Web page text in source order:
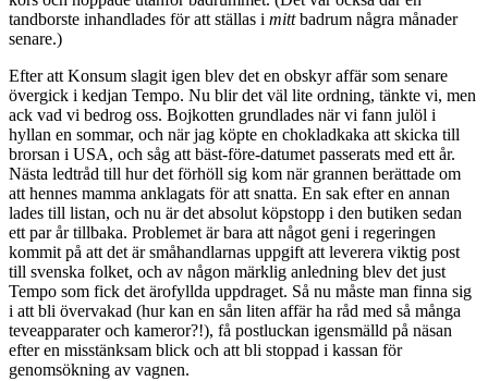
tandborste inhandlades för att ställas i mittbadrum några månader
senare.)
Efter att Konsum slagit igen blev det en obskyr affär som senare
övergick i kedjan Tempo. Nu blir det väl lite ordning, tänkte vi, men
ack vad vi bedrog oss. Bojkotten grundlades när vi fann julöl i
hyllan en sommar, och när jag köpte en chokladkaka att skicka till
brorsan i USA, och såg att bäst-före-datumet passerats med ett år.
Nästa ledtråd till hur det förhöll sig kom när grannen berättade om
att hennes mamma anklagats för att snatta. En sak efter en annan
lades till listan, och nu är det absolut köpstopp i den butiken sedan
ett par år tillbaka. Problemet är bara att något geni i regeringen
kommit på att det är småhandlarnas uppgift att leverera viktig post
till svenska folket, och av någon märklig anledning blev det just
Tempo som fick det ärofyllda uppdraget. Så nu måste man finna sig
i att bli övervakad (hur kan en sån liten affär ha råd med så många
teveapparater och kameror?!), få postluckan igensmälld på näsan
efter en misstänksam blick och att bli stoppad i kassan för
genomsökning av vagnen.